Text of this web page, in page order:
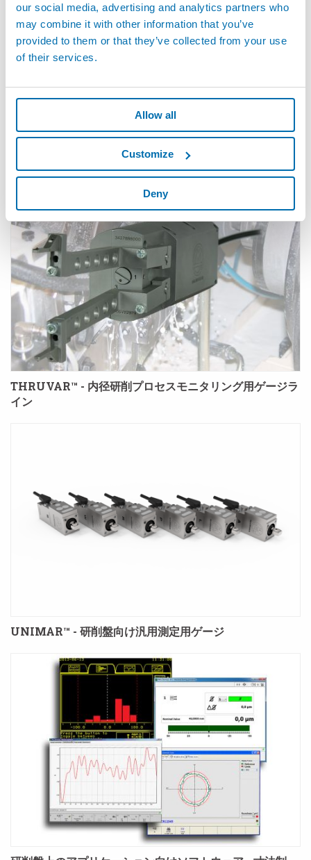
our social media, advertising and analytics partners who
may combine it with other information that you’ve
provided to them or that they’ve collected from your use
of their services.
Allow all
Customize
Deny
P7 - 研削盤上での工程制御用マルチ機能電子ユニット
THRUVAR™ - 内径研削プロセスモニタリング用ゲージラ
イン
UNIMAR™ - 研削盤向け汎用測定用ゲージ